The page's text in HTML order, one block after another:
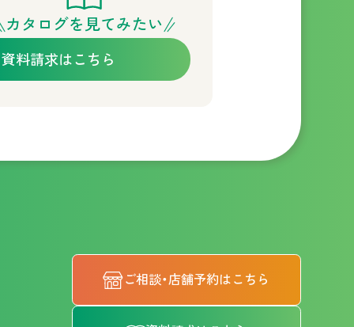
カタログを見てみたい
資料請求はこちら
ご相談・店舗予約はこちら